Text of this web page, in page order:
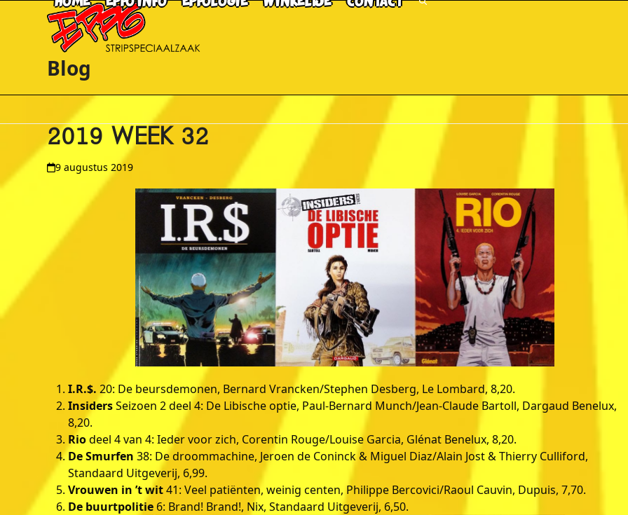
Blog
2019 WEEK 32
9 augustus 2019
I.R.$. 20: De beursdemonen, Bernard Vrancken/Stephen Desberg, Le Lombard, 8,20.
InsidersSeizoen 2 deel 4: De Libische optie, Paul-Bernard Munch/Jean-Claude Bartoll, Dargaud Benelux,
8,20.
Riodeel 4 van 4: Ieder voor zich, Corentin Rouge/Louise Garcia, Glénat Benelux, 8,20.
De Smurfen 38: De droommachine, Jeroen de Coninck & Miguel Diaz/Alain Jost & Thierry Culliford,
Standaard Uitgeverij, 6,99.
Vrouwen in ’t wit41: Veel patiënten, weinig centen, Philippe Bercovici/Raoul Cauvin, Dupuis, 7,70.
De buurtpolitie 6: Brand! Brand!, Nix, Standaard Uitgeverij, 6,50.